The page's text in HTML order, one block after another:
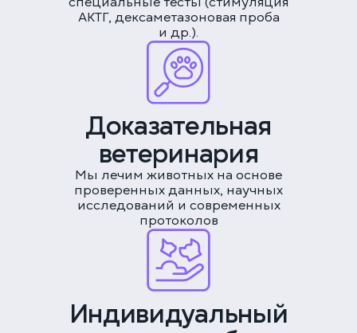
АКТГ, дексаметазоновая проба
и др.).
Доказательная
ветеринария
Мы лечим животных на основе
проверенных данных, научных
исследований и современных
протоколов
Индивидуальный
Выберите время
ПРОДОЛЖИТЬ
Соглашаюсь с политикойконфиденциальности
ЗАКАЗАТЬ ЗВОНОК
ЗАПИСАТЬСЯ НА ПРИЁМ
Многопрофильная клиника на Большой
Серпуховской
Москва, ул. Большая Серпуховская, 62к2
Многопрофильная клиника на Введенского
Москва, ул. Введенского, 24Б